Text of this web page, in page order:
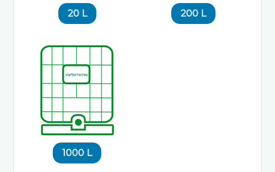
20 L 200 L
1000 L